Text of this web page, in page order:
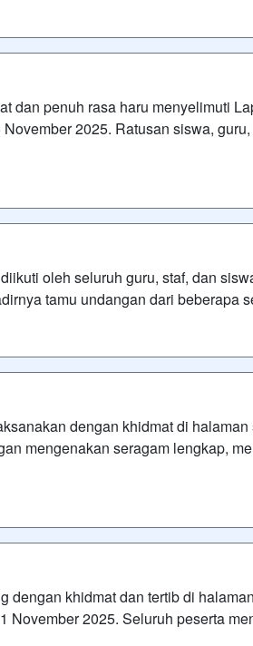
dan penuh rasa haru menyelimuti
2025. Ratusan siswa,
oleh seluruh guru, staf, dan
tamu undangan dari beberapa
dengan khidmat di halaman
mengenakan seragam lengkap,
dengan khidmat dan tertib di
November 2025. Seluruh peserta